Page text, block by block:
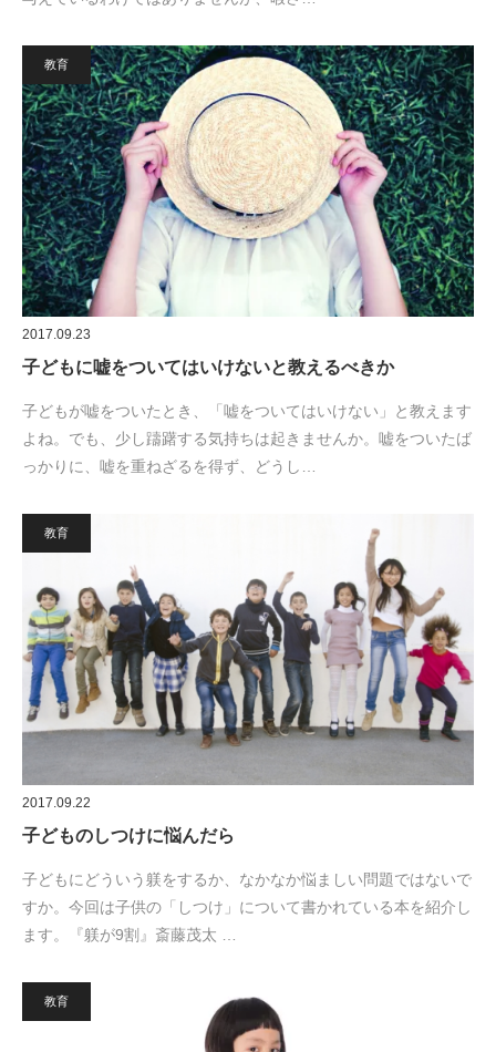
教育
2017.09.23
子どもに嘘をついてはいけないと教えるべきか
子どもが嘘をついたとき、「嘘をついてはいけない」と教えます
よね。でも、少し躊躇する気持ちは起きませんか。嘘をついたば
っかりに、嘘を重ねざるを得ず、どうし…
教育
2017.09.22
子どものしつけに悩んだら
子どもにどういう躾をするか、なかなか悩ましい問題ではないで
すか。今回は子供の「しつけ」について書かれている本を紹介し
ます。『躾が9割』斎藤茂太 …
教育